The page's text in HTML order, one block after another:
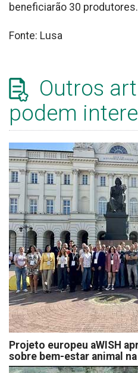
beneficiarão 30 produtores.
Fonte: Lusa
Outros
podem
Projeto europeu aWISH
sobre bem-estar animal na